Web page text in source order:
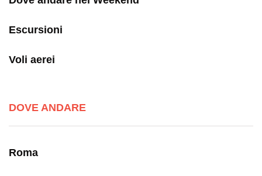
Escursioni
Voli aerei
DOVE ANDARE
Roma